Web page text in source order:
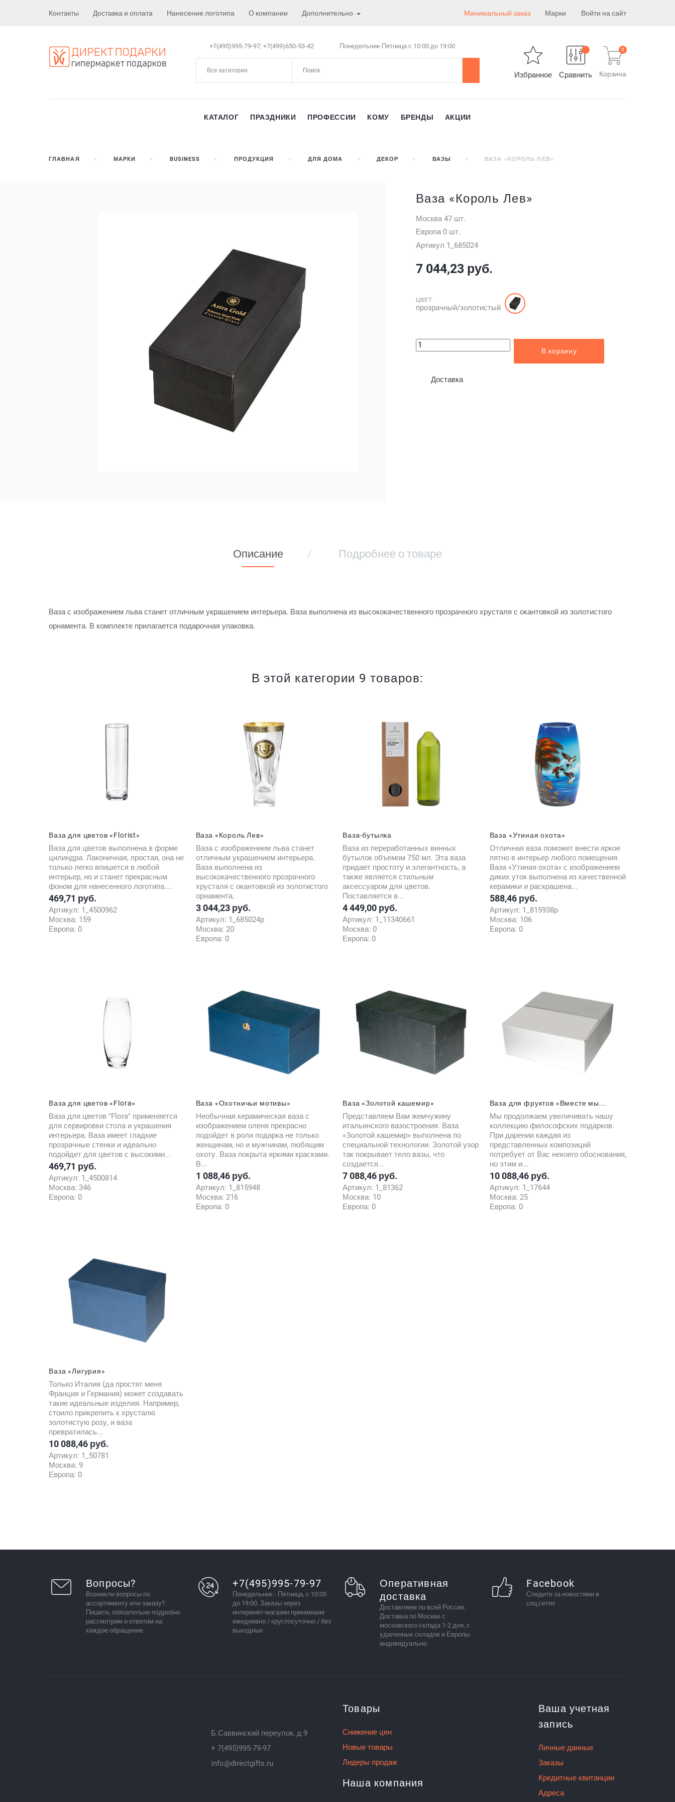
Контакты Доставка и оплата Нанесение логотипа О компании Дополнительно Минимальный заказ Марки Войти на сайт
+7(495)995-79-97; +7(499)650-53-42 Понедельник-Пятница с 10:00 до 19:00
Все категории
Избранное Сравнить Корзина
0
КАТАЛОГ ПРАЗДНИКИ ПРОФЕССИИ КОМУ БРЕНДЫ АКЦИИ
ГЛАВНАЯ МАРКИ BUSINESS ПРОДУКЦИЯ ДЛЯ ДОМА ДЕКОР ВАЗЫ ВАЗА «КОРОЛЬ ЛЕВ»
Ваза «Король Лев»
Москва 47 шт.
Европа 0 шт.
Артикул 1_685024
7 044,23 руб.
ЦВЕТ
прозрачный/золотистый
В корзину
Доставка
Описание Подробнее о товаре
Ваза с изображением льва станет отличным украшением интерьера. Ваза выполнена из высококачественного прозрачного хрусталя с окантовкой из золотистого
орнамента. В комплекте прилагается подарочная упаковка.
В этой категории 9 товаров:
Ваза для цветов «Florist»
Ваза для цветов выполнена в форме
цилиндра. Лаконичная, простая, она не
только легко впишется в любой
интерьер, но и станет прекрасным
фоном для нанесенного логотипа....
Цена
469,71 руб.
Артикул: 1_4500962
Москва: 159
Европа: 0
Ваза «Король Лев»
Ваза с изображением льва станет
отличным украшением интерьера.
Ваза выполнена из
высококачественного прозрачного
хрусталя с окантовкой из золотистого
орнамента.
Цена
3 044,23 руб.
Артикул: 1_685024p
Москва: 20
Европа: 0
Ваза-бутылка
Ваза из переработанных винных
бутылок объемом 750 мл. Эта ваза
придает простоту и элегантность, а
также является стильным
аксессуаром для цветов.
Поставляется в...
Цена
4 449,00 руб.
Артикул: 1_11340661
Москва: 0
Европа: 0
Ваза «Утиная охота»
Отличная ваза поможет внести яркое
пятно в интерьер любого помещения.
Ваза «Утиная охота» с изображением
диких уток выполнена из качественной
керамики и раскрашена...
Цена
588,46 руб.
Артикул: 1_815938p
Москва: 106
Европа: 0
Ваза для цветов «Flora»
Ваза для цветов "Flora" применяется
для сервировки стола и украшения
интерьера. Ваза имеет гладкие
прозрачные стенки и идеально
подойдет для цветов с высокими...
Цена
469,71 руб.
Артикул: 1_4500814
Москва: 346
Европа: 0
Ваза «Охотничьи мотивы»
Необычная керамическая ваза с
изображением оленя прекрасно
подойдет в роли подарка не только
женщинам, но и мужчинам, любящим
охоту. Ваза покрыта яркими красками.
В...
Цена
1 088,46 руб.
Артикул: 1_815948
Москва: 216
Европа: 0
Ваза «Золотой кашемир»
Представляем Вам жемчужину
итальянского вазостроения. Ваза
«Золотой кашемир» выполнена по
специальной технологии. Золотой узор
так покрывает тело вазы, что
создается...
Цена
7 088,46 руб.
Артикул: 1_81362
Москва: 10
Европа: 0
Ваза для фруктов «Вместе мы...
Мы продолжаем увеличивать нашу
коллекцию философских подарков.
При дарении каждая из
представленных композиций
потребует от Вас некоего обоснования,
но этим и...
Цена
10 088,46 руб.
Артикул: 1_17644
Москва: 25
Европа: 0
Ваза «Лигурия»
Только Италия (да простят меня
Франция и Германия) может создавать
такие идеальные изделия. Например,
стоило прикрепить к хрусталю
золотистую розу, и ваза
превратилась...
Цена
10 088,46 руб.
Артикул: 1_50781
Москва: 9
Европа: 0
Вопросы?
Возникли вопросы по
ассортименту или заказу?
Пишите, обязательно подробно
рассмотрим и ответим на
каждое обращение
+7(495)995-79-97
Понедельник - Пятница, с 10:00
до 19:00. Заказы через
интеренет-магазин принимаем
ежедневно / круглосуточно / без
выходных
Оперативная
доставка
Доставляем по всей России.
Доставка по Москве с
московского склада 1-2 дня, с
удаленных складов и Европы
индивидуально
Facebook
Следите за новостями в
соц.сетях
Б.Саввинский переулок, д.9
+ 7(495)995-79-97
info@directgifts.ru
Товары
Снижение цен
Новые товары
Лидеры продаж
Наша компания
Ваша учетная
запись
Личные данные
Заказы
Кредитные квитанции
Адреса